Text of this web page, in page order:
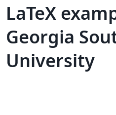
LaTeX
Georgia
University